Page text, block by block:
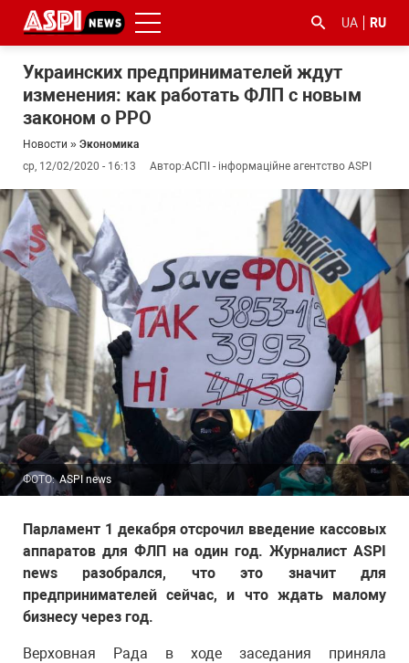
UA RU
Украинских предпринимателей ждут
изменения: как работать ФЛП с новым
законом о РРО
Новости » Экономика
ср, 12/02/2020 - 16:13
Автор:АСПІ - інформаційне агентство ASPI
ФОТО: ASPI news
Парламент 1 декабря отсрочил введение кассовых
аппаратов для ФЛП на один год. Журналист ASPI
news разобрался, что это значит для
предпринимателей сейчас, и что ждать малому
бизнесу через год.
Верховная Рада в ходе заседания приняла
#ООС
#боротьба
з
корупцією
#коронавірус